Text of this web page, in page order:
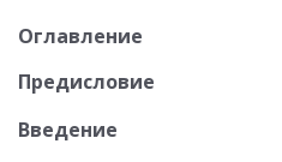
Оглавление
Предисловие
Введение